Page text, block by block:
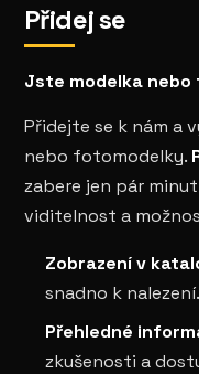
Přidej se
Jste modelka
Přidejte se k nám a
nebo fotomodelky.
zabere jen pár
viditelnost a
Zobrazení v
snadno k nalezení.
Přehledné
zkušenosti a